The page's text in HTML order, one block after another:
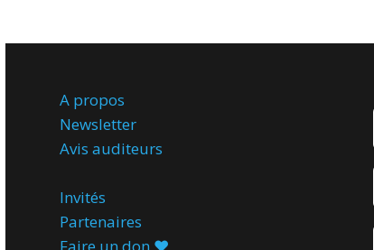
A propos
Newsletter
Avis auditeurs
Invités
Partenaires